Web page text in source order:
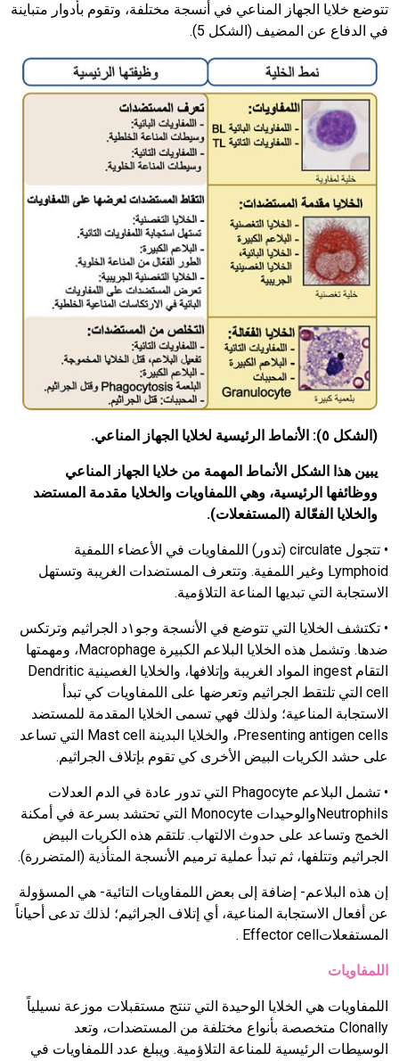
تتوضع خلايا الجهاز المناعي في أنسجة مختلفة، وتقوم بأدوار متباينة
في الدفاع عن المضيف (الشكل 5).
(الشكل ٥): الأنماط الرئيسية لخلايا الجهاز المناعي.
يبين هذا الشكل الأنماط المهمة من خلايا الجهاز المناعي
ووظائفها الرئيسية، وهي اللمفاويات والخلايا مقدمة المستضد
والخلايا الفعّالة (المستفعلات).
• تتجول circulate (تدور) اللمفاويات في الأعضاء اللمفية
Lymphoid وغير اللمفية. وتتعرف المستضدات الغريبة وتستهل
الاستجابة التي تبديها المناعة التلاؤمية.
• تكتشف الخلايا التي تتوضع في الأنسجة وجو١د الجراثيم وترتكس
ضدها. وتشمل هذه الخلايا البلاعم الكبيرة Macrophage، ومهمتها
التقام ingest المواد الغريبة وإتلافها، والخلايا الغصينية Dendritic
cell التي تلتقط الجراثيم وتعرضها على اللمفاويات كي تبدأ
الاستجابة المناعية؛ ولذلك فهي تسمى الخلايا المقدمة للمستضد
Presenting antigen cells، والخلايا البدينة Mast cell التي تساعد
على حشد الكريات البيض الأخرى كي تقوم بإتلاف الجراثيم.
• تشمل البلاعم Phagocyte التي تدور عادة في الدم العدلات
Neutrophilsوالوحيدات Monocyte التي تحتشد بسرعة في أمكنة
الخمج وتساعد على حدوث الالتهاب. تلتقم هذه الكريات البيض
الجراثيم وتتلفها، ثم تبدأ عملية ترميم الأنسجة المتأذية (المتضررة).
إن هذه البلاعم- إضافة إلى بعض اللمفاويات التائية- هي المسؤولة
عن أفعال الاستجابة المناعية، أي إتلاف الجراثيم؛ لذلك تدعى أحياناً
المستفعلاتEffector cell .
اللمفاويات
اللمفاويات هي الخلايا الوحيدة التي تنتج مستقبلات موزعة نسيلياً
Clonally متخصصة بأنواع مختلفة من المستضدات، وتعد
الوسيطات الرئيسية للمناعة التلاؤمية. ويبلغ عدد اللمفاويات في